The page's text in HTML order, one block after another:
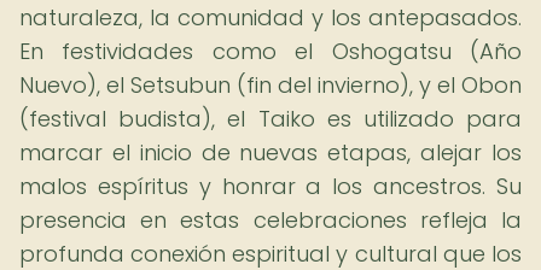
naturaleza, la comunidad y los antepasados.
En festividades como el Oshogatsu (Año
Nuevo), el Setsubun (fin del invierno), y el Obon
(festival budista), el Taiko es utilizado para
marcar el inicio de nuevas etapas, alejar los
malos espíritus y honrar a los ancestros. Su
presencia en estas celebraciones refleja la
profunda conexión espiritual y cultural que los